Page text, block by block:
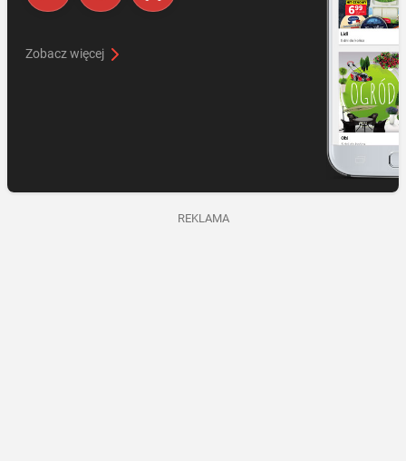
Zobacz więcej
REKLAMA